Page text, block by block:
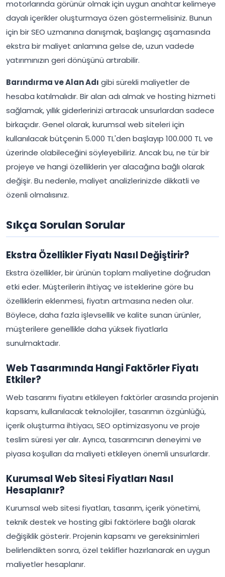
motorlarında görünür olmak için uygun anahtar kelimeye
dayalı içerikler oluşturmaya özen göstermelisiniz. Bunun
için bir SEO uzmanına danışmak, başlangıç aşamasında
ekstra bir maliyet anlamına gelse de, uzun vadede
yatırımınızın geri dönüşünü artırabilir.
Barındırma ve Alan Adı gibi sürekli maliyetler de
hesaba katılmalıdır. Bir alan adı almak ve hosting hizmeti
sağlamak, yıllık giderlerinizi artıracak unsurlardan sadece
birkaçıdır. Genel olarak, kurumsal web siteleri için
kullanılacak bütçenin 5.000 TL'den başlayıp 100.000 TL ve
üzerinde olabileceğini söyleyebiliriz. Ancak bu, ne tür bir
projeye ve hangi özelliklerin yer alacağına bağlı olarak
değişir. Bu nedenle, maliyet analizlerinizde dikkatli ve
özenli olmalısınız.
Sıkça Sorulan Sorular
Ekstra Özellikler Fiyatı Nasıl Değiştirir?
Ekstra özellikler, bir ürünün toplam maliyetine doğrudan
etki eder. Müşterilerin ihtiyaç ve isteklerine göre bu
özelliklerin eklenmesi, fiyatın artmasına neden olur.
Böylece, daha fazla işlevsellik ve kalite sunan ürünler,
müşterilere genellikle daha yüksek fiyatlarla
sunulmaktadır.
Web Tasarımında Hangi Faktörler Fiyatı
Etkiler?
Web tasarımı fiyatını etkileyen faktörler arasında projenin
kapsamı, kullanılacak teknolojiler, tasarımın özgünlüğü,
içerik oluşturma ihtiyacı, SEO optimizasyonu ve proje
teslim süresi yer alır. Ayrıca, tasarımcının deneyimi ve
piyasa koşulları da maliyeti etkileyen önemli unsurlardır.
Kurumsal Web Sitesi Fiyatları Nasıl
Hesaplanır?
Kurumsal web sitesi fiyatları, tasarım, içerik yönetimi,
teknik destek ve hosting gibi faktörlere bağlı olarak
değişiklik gösterir. Projenin kapsamı ve gereksinimleri
belirlendikten sonra, özel teklifler hazırlanarak en uygun
maliyetler hesaplanır.